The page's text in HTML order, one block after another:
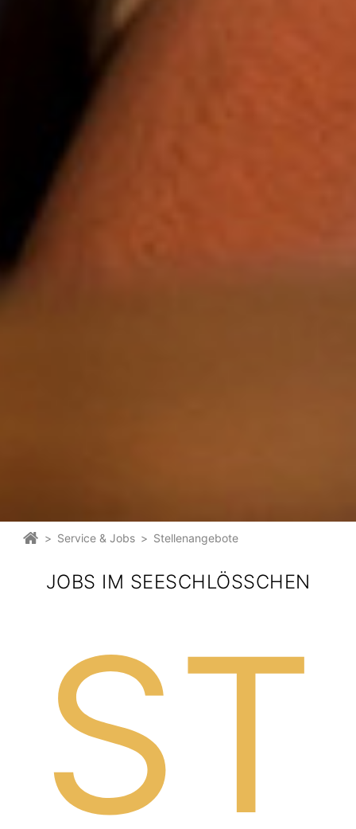
> Service & Jobs > Stellenangebote
JOBS IM SEESCHLÖSSCHEN
ST